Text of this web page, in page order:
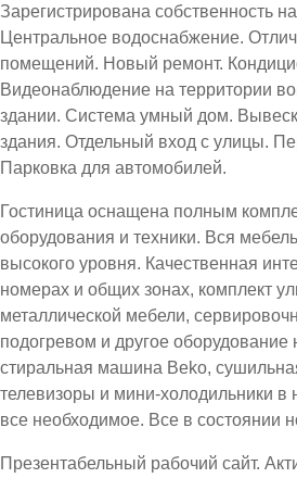
Зарегистрирована собственность
Центральное водоснабжение.
помещений. Новый ремонт.
Видеонаблюдение на территории
здании. Система умный дом.
здания. Отдельный вход с улицы.
Парковка для автомобилей.
Гостиница оснащена полным
оборудования и техники. Вся
высокого уровня. Качественная
номерах и общих зонах, комплект
металлической мебели,
подогревом и другое оборудование
стиральная машина Beko,
телевизоры и мини-холодильники в
все необходимое. Все в состоянии
Презентабельный рабочий сайт.